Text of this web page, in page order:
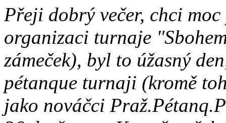
Přeji dobrý večer, chci
organizaci turnaje
zámeček), byl to úžasný
pétanque turnaji (kromě
jako nováčci